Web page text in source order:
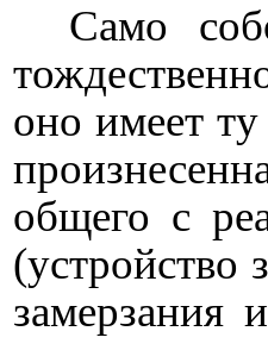
Само
оно имеет
общего с
(устройство
замерзания